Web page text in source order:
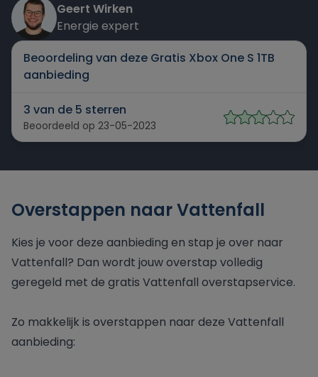
Geert Wirken
Energie expert
Beoordeling van deze Gratis Xbox One S 1TB
aanbieding
3 van de 5 sterren
Beoordeeld op 23-05-2023
Overstappen naar Vattenfall
Kies je voor deze aanbieding en stap je over naar
Vattenfall? Dan wordt jouw overstap volledig
geregeld met de gratis Vattenfall overstapservice.
Zo makkelijk is overstappen naar deze Vattenfall
aanbieding: